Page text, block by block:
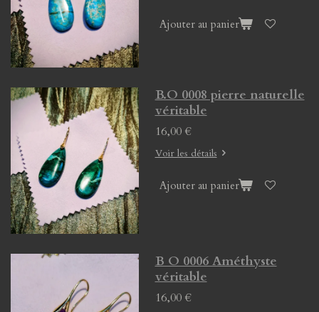
Ajouter au panier
B.O 0008 pierre naturelle
véritable
16,00 €
Voir les détails
Ajouter au panier
B O 0006 Améthyste
véritable
16,00 €